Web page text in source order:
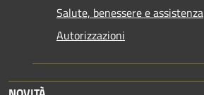
Salute, benessere e assistenza
Autorizzazioni